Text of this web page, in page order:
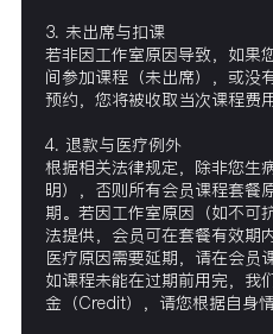
3. 未出席与扣课
若非因工作室原因导致，如果
间参加课程（未出席），或没
预约，您将被收取当次课程费
4. 退款与医疗例外
根据相关法律规定，除非您生
明），否则所有会员课程套餐
期。若因工作室原因（如不可
法提供，会员可在套餐有效期
医疗原因需要延期，请在会员
如课程未能在过期前用完，我
金（Credit），请您根据自身